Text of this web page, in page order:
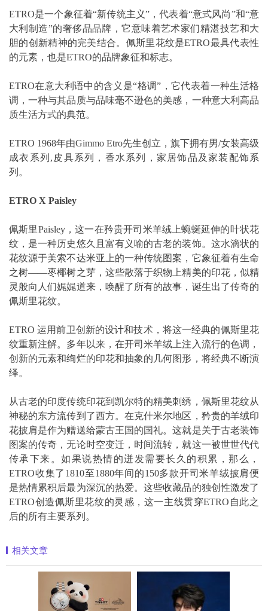
ETRO是一个象征着“新传统主义”，代表着“意式风尚”和“意
大利制造”的奢侈品品牌，它意味着艺术家们精湛技艺和大
胆的创新精神的完美结合。佩斯里花纹是ETRO最具代表性
的元素，也是ETRO的品牌象征和标志。
ETRO在意大利语中的含义是“格调”，它代表着一种生活格
调，一种与其品质与品味毫不逊色的美感，一种意大利高品
质生活方式的典范。
ETRO 1968年由Gimmo Etro先生创立，旗下拥有男/女装高级
成衣系列,皮具系列，香水系列，家居饰品及家装配饰系
列。
ETRO X Paisley
佩斯里Paisley，这一在矜贵开司米羊绒上蜿蜒延伸的叶状花
纹，是一种历史悠久且富有义喻的古老的装饰。这水滴状的
花纹源于美索不达米亚上的一种传统图案，它象征着有生命
之树——枣椰树之芽，这些散落于织物上精美的印花，似精
灵般向人们娓娓道来，唤醒了所有的故事，诞生出了传奇的
佩斯里花纹。
ETRO 运用前卫创新的设计和技术，将这一经典的佩斯里花
纹重新注解。多年以来，在开司米羊绒上注入流行的色调，
创新的元素和绚烂的印花和抽象的几何图形，将经典不断演
绎。
从古老的印度传统印花到凯尔特的精美刺绣，佩斯里花纹从
神秘的东方流传到了西方。在克什米尔地区，矜贵的羊绒印
花披肩是作为赠送给蒙古王国的国礼。这就是关于古老装饰
图案的传奇，无论时空变迁，时间流转，就这一被世世代代
传承下来。如果说热情的迸发需要长久的积累，那么，
ETRO收集了1810至1880年间的150多款开司米羊绒披肩便
是热情累积后最为深沉的热爱。这些收藏品的独创性激发了
ETRO创造佩斯里花纹的灵感，这一主线贯穿ETRO自此之
后的所有主要系列。
相关文章